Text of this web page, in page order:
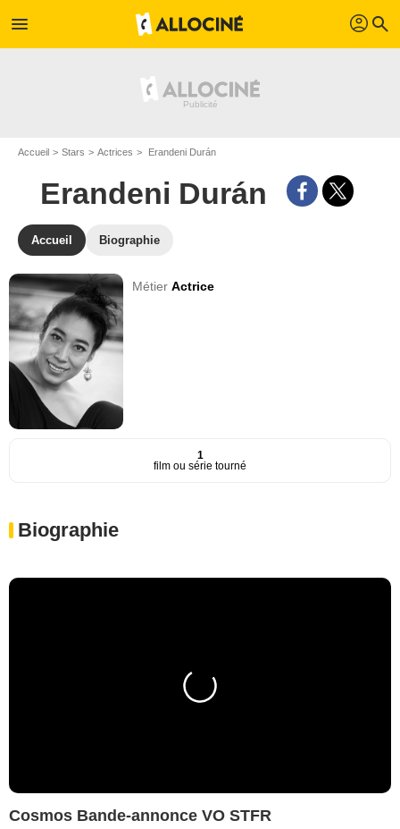
menu profil search
Accueil Stars Actrices Erandeni Durán
Erandeni Durán
Accueil Biographie
MétierActrice
1
film ou série tourné
Biographie
Cosmos Bande-annonce VO STFR